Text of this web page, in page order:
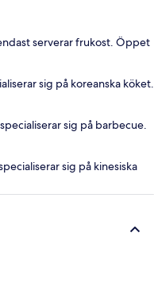
serverar frukost. Öppet
sig på koreanska köket.
sig på barbecue.
sig på kinesiska